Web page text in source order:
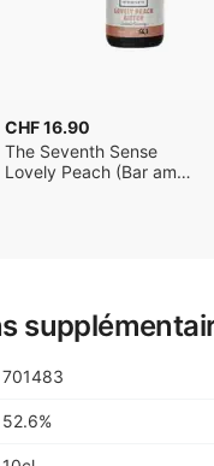
701483
52.6%
CHF 16.90
The Seventh Sense
Lovely Peach (Bar am